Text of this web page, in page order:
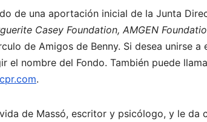
de una aportación inicial de la Junta
Casey Foundation, AMGEN
de Amigos de Benny. Si desea unirse
el nombre del Fondo. También puede
.
de Massó, escritor y psicólogo, y le